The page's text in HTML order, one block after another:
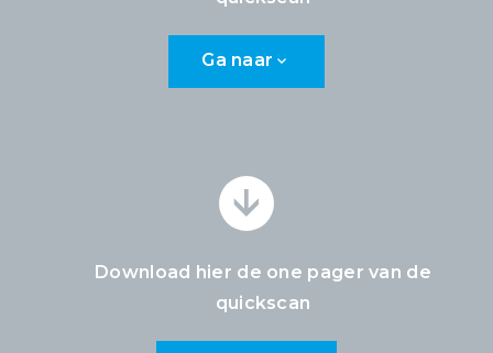
Ga naar
Download hier de one pager van de
quickscan